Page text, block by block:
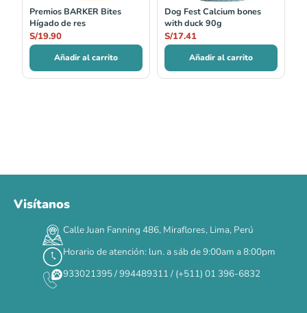
Premios BARKER Bites
Hígado de res
S/19.90
Añadir al carrito
Dog Fest Calcium bones
with duck 90g
S/17.41
Añadir al carrito
DÍAS HORAS MIN SEG
✕
Visítanos
Calle Juan Fanning 486, Miraflores, Lima, Perú
Horario de atención: lun. a sáb de 9:00am a 8:00pm
933021395 / 994489311 / (+511) 01 396-6832